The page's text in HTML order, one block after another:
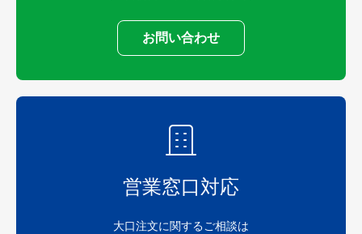
お問い合わせ
営業窓口対応
大口注文に関するご相談は